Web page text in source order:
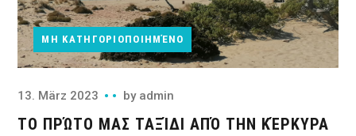
ΜΗ ΚΑΤΗΓΟΡΙΟΠΟΙΗΜΈΝΟ
13. März 2023 by admin
ΤΟ ΠΡΏΤΟ ΜΑΣ ΤΑΞΊΔΙ ΑΠΌ ΤΗΝ ΚΈΡΚΥΡΑ